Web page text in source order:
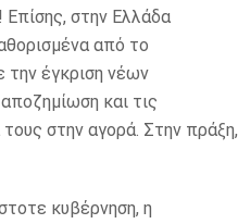
Επίσης, στην Ελλάδα
από το
την έγκριση νέων
και τις
στην αγορά. Στην πράξη,
κυβέρνηση, η